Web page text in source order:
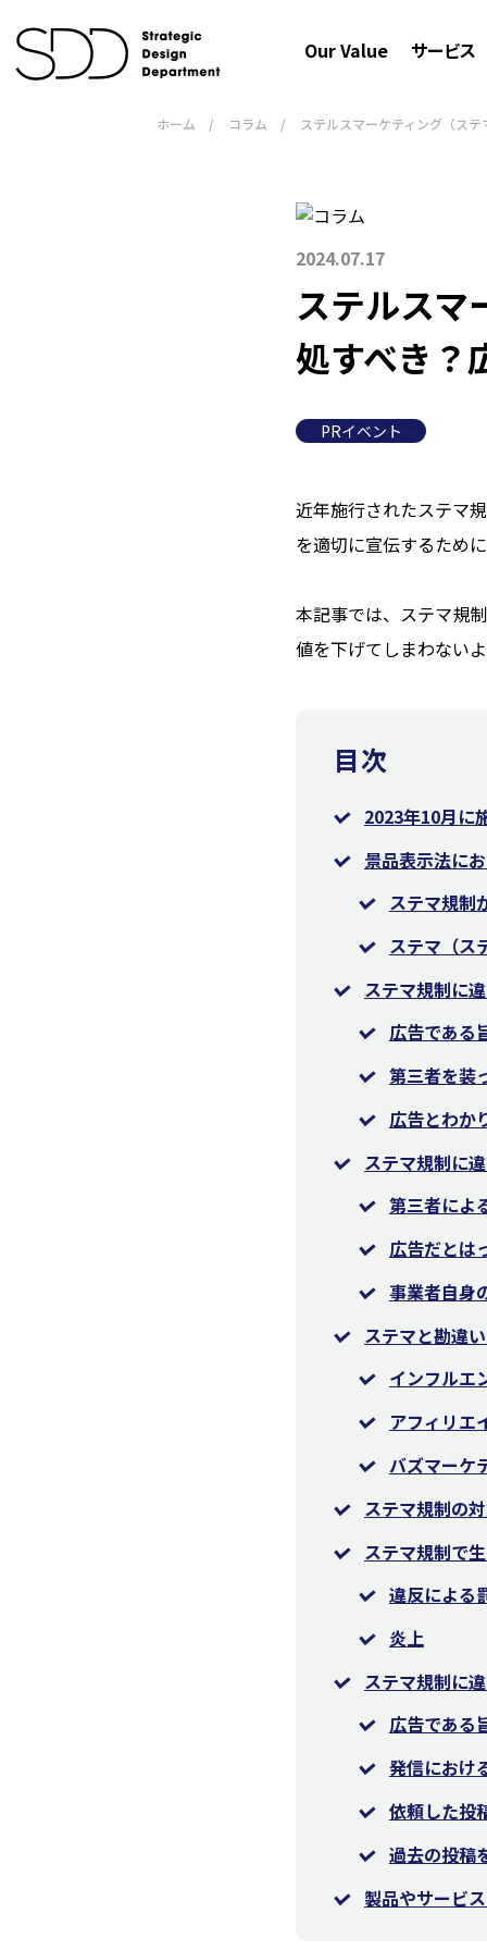
Our Value サービス
ホーム / コラム / ステルスマーケティング（ス
2024.07.17
ステルスマ
処すべき？
PRイベント
近年施行されたステマ
を適切に宣伝するため
本記事では、ステマ規
値を下げてしまわない
目次
2023年10月に
景品表示法に
ステマ規制
ステマ（ス
ステマ規制に
広告である
第三者を装
広告とわか
ステマ規制に
第三者によ
広告だとは
事業者自身
ステマと勘違
インフルエ
アフィリエ
バズマーケ
ステマ規制の
ステマ規制で
違反による
炎上
ステマ規制に
広告である
発信におけ
依頼した投
過去の投稿
製品やサービ